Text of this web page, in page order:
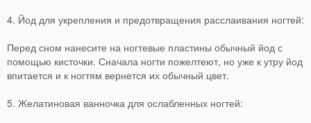
4. Йод для укрепления и предотвращения расслаивания ногтей:
Перед сном нанесите на ногтевые пластины обычный йод с
помощью кисточки. Сначала ногти пожелтеют, но уже к утру йод
впитается и к ногтям вернется их обычный цвет.
5. Желатиновая ванночка для ослабленных ногтей: